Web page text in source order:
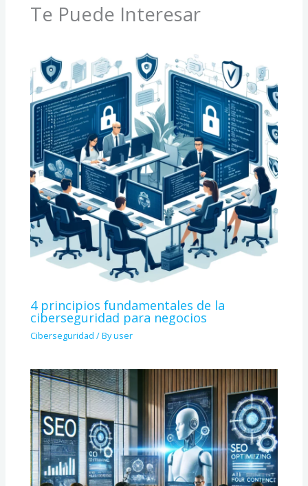
Te Puede Interesar
4 principios fundamentales de la
ciberseguridad para negocios
Ciberseguridad / Byuser